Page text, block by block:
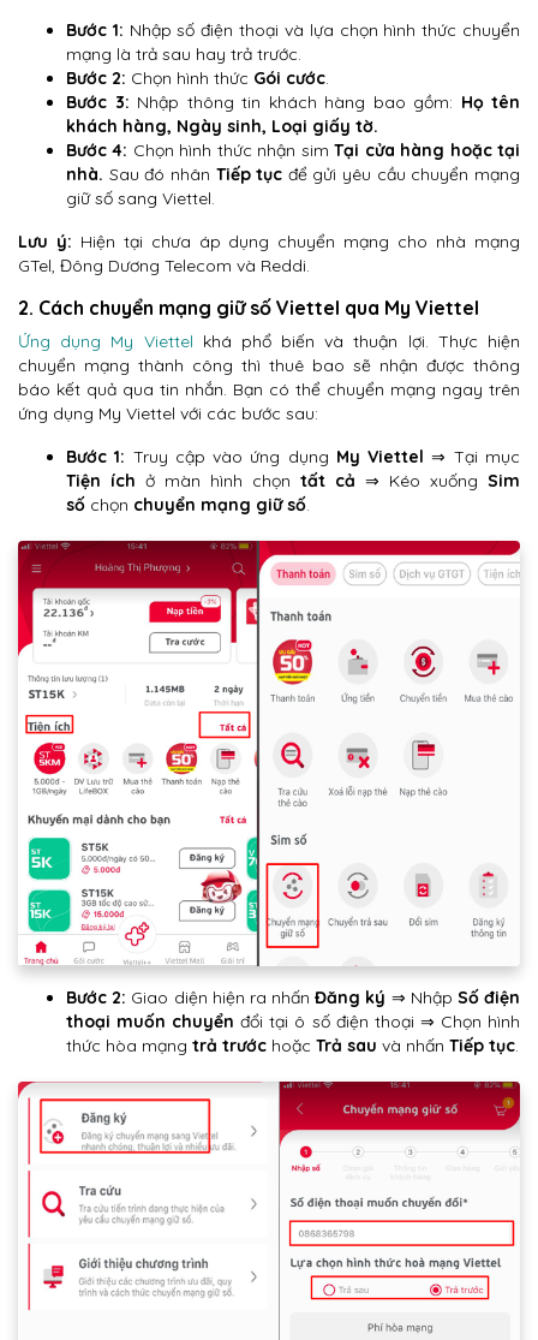
Bước 1: Nhập số điện thoại và lựa chọn hình thức chuyển
mạng là trả sau hay trả trước.
Bước 2: Chọn hình thức Gói cước.
Bước 3: Nhập thông tin khách hàng bao gồm: Họ tên
khách hàng, Ngày sinh, Loại giấy tờ.
Bước 4: Chọn hình thức nhận simTại cửa hàng hoặc tại
nhà. Sau đó nhân Tiếp tục để gửi yêu cầu chuyển mạng
giữ số sang Viettel.
Lưu ý: Hiện tại chưa áp dụng chuyển mạng cho nhà mạng
GTel, Đông Dương Telecom và Reddi.
2. Cách chuyển mạng giữ số Viettel qua My Viettel
Ứng dụng My Viettel khá phổ biến và thuận lợi. Thực hiện
chuyển mạng thành công thì thuê bao sẽ nhận được thông
báo kết quả qua tin nhắn. Bạn có thể chuyển mạng ngay trên
ứng dụng My Viettel với các bước sau:
Bước 1: Truy cập vào ứng dụng My Viettel ⇒ Tại mục
Tiện ích ở màn hình chọn tất cả ⇒ Kéo xuống Sim
số chọn chuyển mạng giữ số.
Bước 2: Giao diện hiện ra nhấnĐăng ký ⇒ Nhập Số điện
thoại muốn chuyển đổi tại ô số điện thoại ⇒ Chọn hình
thức hòa mạng trả trước hoặc Trả sau và nhấn Tiếp tục